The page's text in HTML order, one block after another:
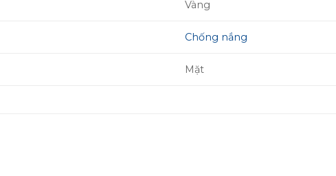
Vàng
Chống nắng
Mặt